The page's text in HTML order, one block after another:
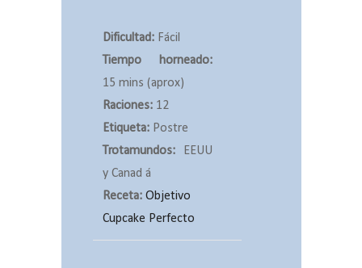
Dificultad:Fácil
Tiempo horneado:
15 mins (aprox)
Raciones: 12
Etiqueta: Postre
Trotamundos:
EEUU
y Canad á
Receta: Objetivo
Cupcake Perfecto